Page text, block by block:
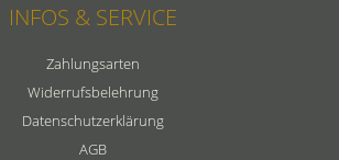
INFOS & SERVICE
Zahlungsarten
Widerrufsbelehrung
Datenschutzerklärung
AGB